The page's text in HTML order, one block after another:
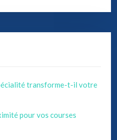
transforme-t-il votre
pour vos courses